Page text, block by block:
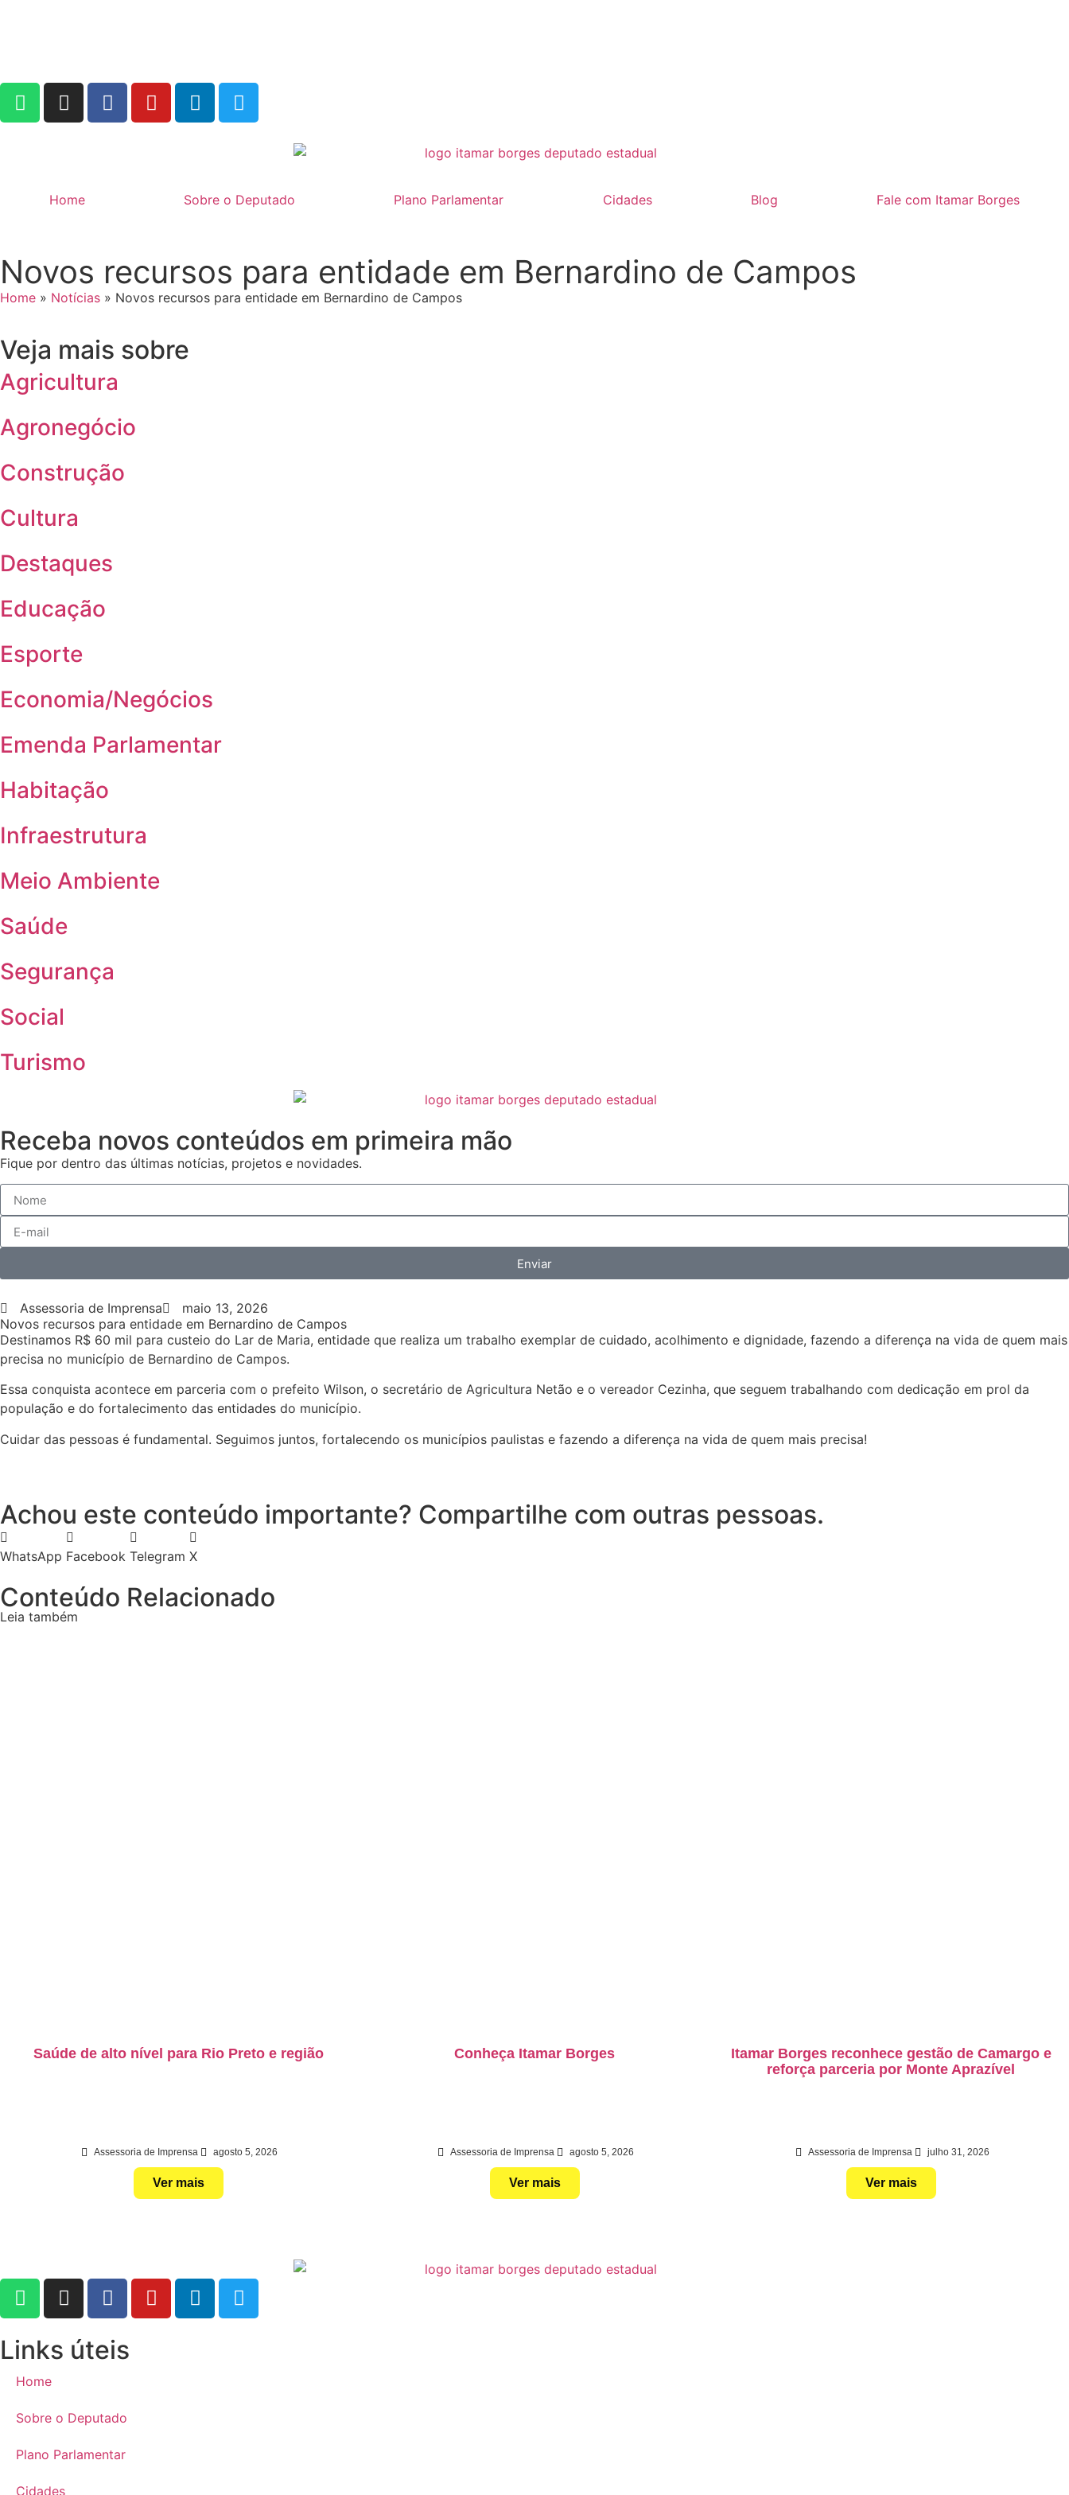
Home Sobre o Deputado Plano Parlamentar Cidades Blog Fale com Itamar Borges
Novos recursos para entidade em Bernardino de Campos
Home » Notícias » Novos recursos para entidade em Bernardino de Campos
Veja mais sobre
Agricultura
Agronegócio
Construção
Cultura
Destaques
Educação
Esporte
Economia/Negócios
Emenda Parlamentar
Habitação
Infraestrutura
Meio Ambiente
Saúde
Segurança
Social
Turismo
Receba novos conteúdos em primeira mão
Fique por dentro das últimas notícias, projetos e novidades.
Enviar
Assessoria de Imprensa
maio 13, 2026
Novos recursos para entidade em Bernardino de Campos
Destinamos R$ 60 mil para custeio do Lar de Maria, entidade que realiza um trabalho exemplar de cuidado, acolhimento e dignidade, fazendo a diferença na vida de quem mais
precisa no município de Bernardino de Campos.
Essa conquista acontece em parceria com o prefeito Wilson, o secretário de Agricultura Netão e o vereador Cezinha, que seguem trabalhando com dedicação em prol da
população e do fortalecimento das entidades do município.
Cuidar das pessoas é fundamental. Seguimos juntos, fortalecendo os municípios paulistas e fazendo a diferença na vida de quem mais precisa!
Achou este conteúdo importante? Compartilhe com outras pessoas.
WhatsApp Facebook Telegram X
Conteúdo Relacionado
Leia também
Saúde de alto nível para Rio Preto e região
Assessoria de Imprensa agosto 5, 2026
Ver mais
Conheça Itamar Borges
Assessoria de Imprensa agosto 5, 2026
Ver mais
Itamar Borges reconhece gestão de Camargo e
reforça parceria por Monte Aprazível
Assessoria de Imprensa julho 31, 2026
Ver mais
Links úteis
Home
Sobre o Deputado
Plano Parlamentar
Cidades